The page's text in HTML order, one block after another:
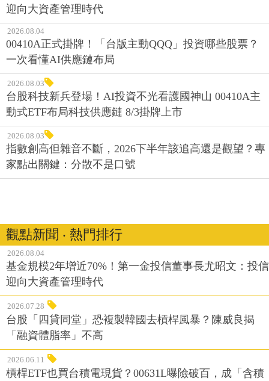
迎向大資產管理時代
2026.08.04
00410A正式掛牌！「台版主動QQQ」投資哪些股票？
一次看懂AI供應鏈布局
2026.08.03
台股科技新兵登場！AI投資不光看護國神山 00410A主
動式ETF布局科技供應鏈 8/3掛牌上市
2026.08.03
指數創高但雜音不斷，2026下半年該追高還是觀望？專
家點出關鍵：分散不是口號
觀點新聞 ‧ 熱門排行
2026.08.04
基金規模2年增近70%！第一金投信董事長尤昭文：投信
迎向大資產管理時代
2026.07.28
台股「四貸同堂」恐複製韓國去槓桿風暴？陳威良揭
「融資體脂率」不高
2026.06.11
槓桿ETF也買台積電現貨？00631L曝險破百，成「含積